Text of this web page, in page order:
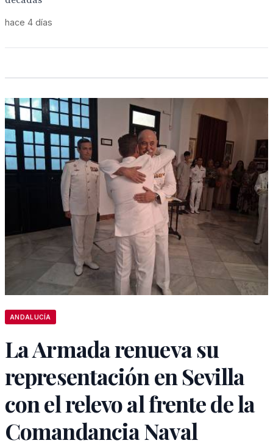
hace 4 días
ANDALUCÍA
La Armada renueva su
representación en Sevilla
con el relevo al frente de la
Comandancia Naval